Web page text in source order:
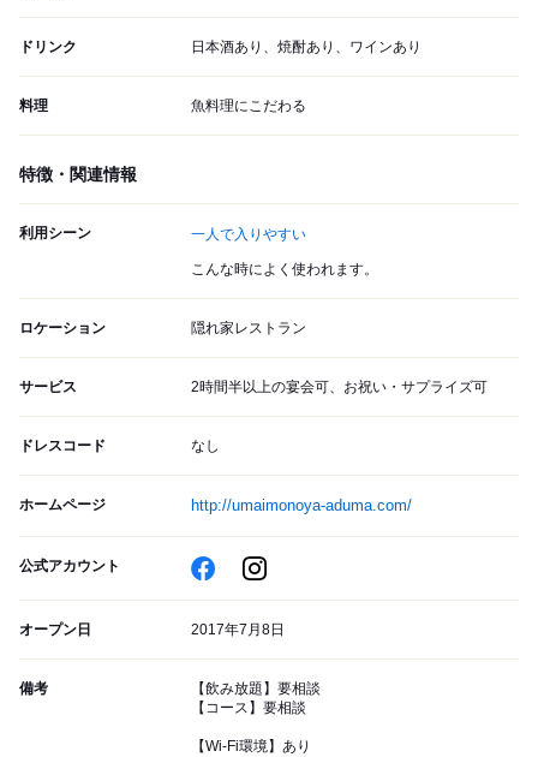
ドリンク 日本酒あり、焼酎あり、ワインあり
料理 魚料理にこだわる
特徴・関連情報
利用シーン 一人で入りやすい
こんな時によく使われます。
ロケーション 隠れ家レストラン
サービス 2時間半以上の宴会可、お祝い・サプライズ可
ドレスコード なし
ホームページ http://umaimonoya-aduma.com/
公式アカウント
オープン日 2017年7月8日
備考
【飲み放題】要相談
【コース】要相談
【Wi-Fi環境】あり